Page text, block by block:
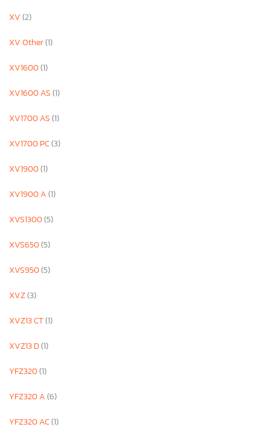
XV(2)
XV Other(1)
XV1600(1)
XV1600 AS(1)
XV1700 AS(1)
XV1700 PC(3)
XV1900(1)
XV1900 A(1)
XVS1300(5)
XVS650(5)
XVS950(5)
XVZ(3)
XVZ13 CT(1)
XVZ13 D(1)
YFZ320(1)
YFZ320 A(6)
YFZ320 AC(1)